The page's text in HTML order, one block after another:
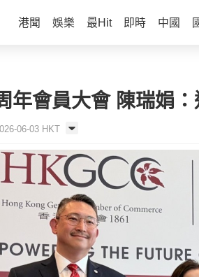
港聞 娛樂 最Hit 即時 中國
年會員大會 陳瑞娟
06-03 HKT